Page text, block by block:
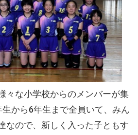
々な小学校からのメンバーが集
から6年生まで全員いて、みん
なので、新しく入った子ともす